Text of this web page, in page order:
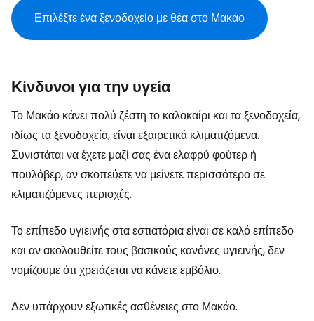
Επιλέξτε ένα ξενοδοχείο με θέα στο Μακάο
Κίνδυνοι για την υγεία
Το Μακάο κάνει πολύ ζέστη το καλοκαίρι και τα ξενοδοχεία,
ιδίως τα ξενοδοχεία, είναι εξαιρετικά κλιματιζόμενα.
Συνιστάται να έχετε μαζί σας ένα ελαφρύ φούτερ ή
πουλόβερ, αν σκοπεύετε να μείνετε περισσότερο σε
κλιματιζόμενες περιοχές.
Το επίπεδο υγιεινής στα εστιατόρια είναι σε καλό επίπεδο
και αν ακολουθείτε τους βασικούς κανόνες υγιεινής, δεν
νομίζουμε ότι χρειάζεται να κάνετε εμβόλιο.
Δεν υπάρχουν εξωτικές ασθένειες στο Μακάο.